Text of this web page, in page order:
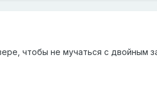
чтобы не мучаться с двойным